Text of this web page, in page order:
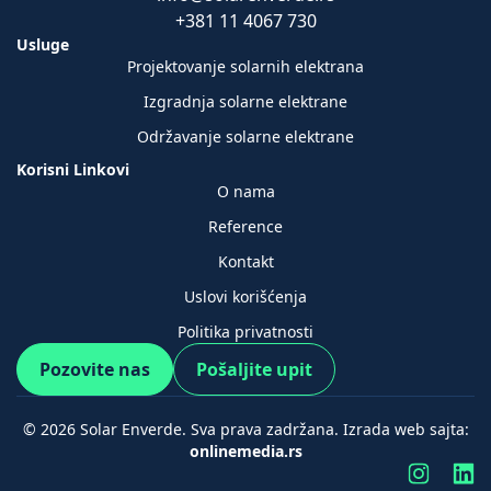
+381 11 4067 730
Usluge
Projektovanje solarnih elektrana
Izgradnja solarne elektrane
Održavanje solarne elektrane
Korisni Linkovi
O nama
Reference
Kontakt
Uslovi korišćenja
Politika privatnosti
Pozovite nas Pošaljite upit
© 2026 Solar Enverde. Sva prava zadržana. Izrada web sajta:
onlinemedia.rs